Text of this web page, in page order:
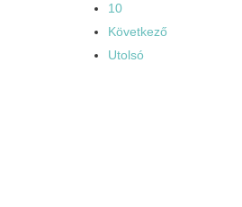
10
Következő
Utolsó